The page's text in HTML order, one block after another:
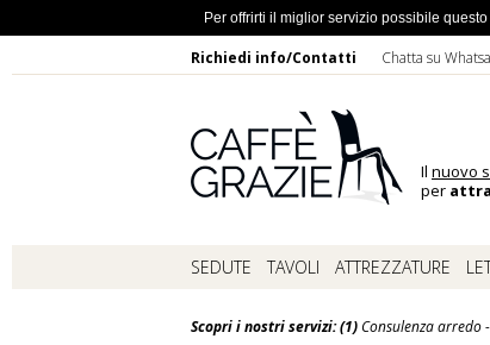
Richiedi info/Contatti Chatta su
Il nuovo
per
SEDUTE TAVOLI ATTREZZATURE
Scopri i nostri servizi: (1)Consulenza arredo -
Per offrirti il miglior servizio possibile